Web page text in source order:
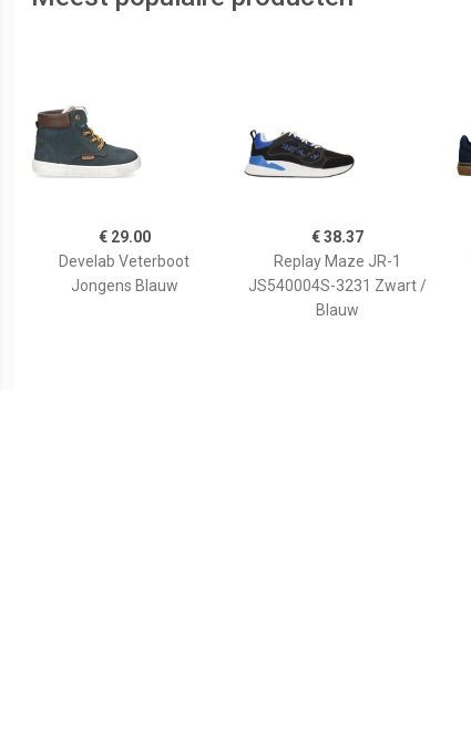
€ 29.00
Develab Veterboot
Jongens Blauw
€ 38.37
Replay Maze JR-1
JS540004S-3231 Zwart /
Blauw